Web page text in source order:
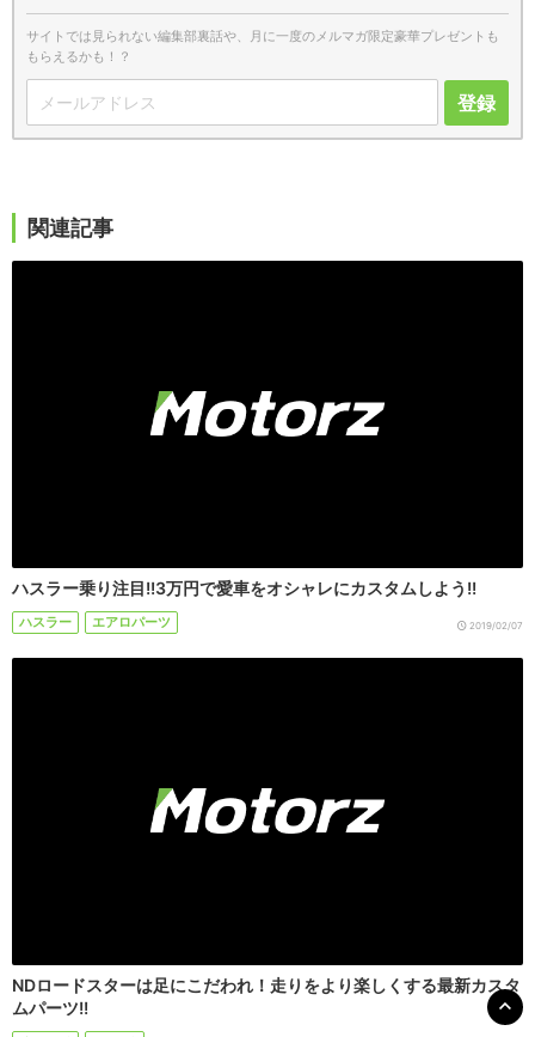
サイトでは見られない編集部裏話や、月に一度のメルマガ限定豪華プレゼントも
もらえるかも！？
登録
関連記事
ハスラー乗り注目!!3万円で愛車をオシャレにカスタムしよう!!
ハスラー エアロパーツ 2019/02/07
NDロードスターは足にこだわれ！走りをより楽しくする最新カスタ
ムパーツ!!